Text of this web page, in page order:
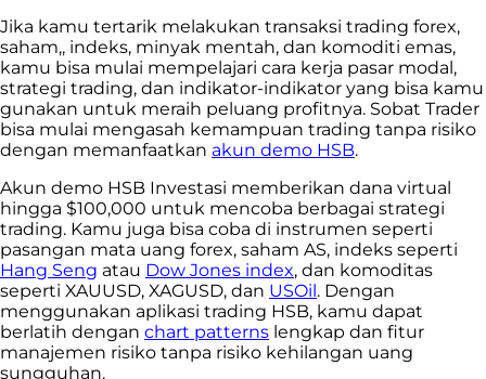
Jika kamu tertarik melakukan transaksi trading forex,
saham,, indeks, minyak mentah, dan komoditi emas,
kamu bisa mulai mempelajari cara kerja pasar modal,
strategi trading, dan indikator-indikator yang bisa kamu
gunakan untuk meraih peluang profitnya. Sobat Trader
bisa mulai mengasah kemampuan trading tanpa risiko
dengan memanfaatkan akun demo HSB.
Akun demo HSB Investasi memberikan dana virtual
hingga $100,000 untuk mencoba berbagai strategi
trading. Kamu juga bisa coba di instrumen seperti
pasangan mata uang forex, saham AS, indeks seperti
Hang Seng atau Dow Jones index, dan komoditas
seperti XAUUSD, XAGUSD, dan USOil. Dengan
menggunakan aplikasi trading HSB, kamu dapat
berlatih dengan chart patterns lengkap dan fitur
manajemen risiko tanpa risiko kehilangan uang
sungguhan.